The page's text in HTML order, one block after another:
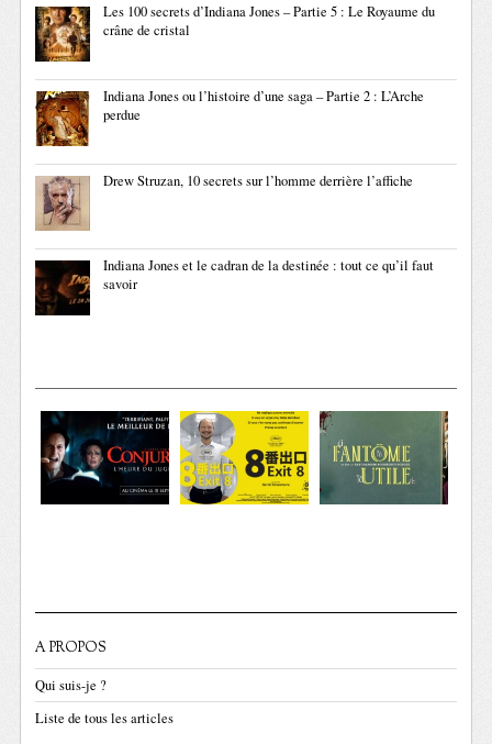
Les 100 secrets d’Indiana Jones – Partie 5 : Le Royaume du
crâne de cristal
Indiana Jones ou l’histoire d’une saga – Partie 2 : L’Arche
perdue
Drew Struzan, 10 secrets sur l’homme derrière l’affiche
Indiana Jones et le cadran de la destinée : tout ce qu’il faut
savoir
A PROPOS
Qui suis-je ?
Liste de tous les articles